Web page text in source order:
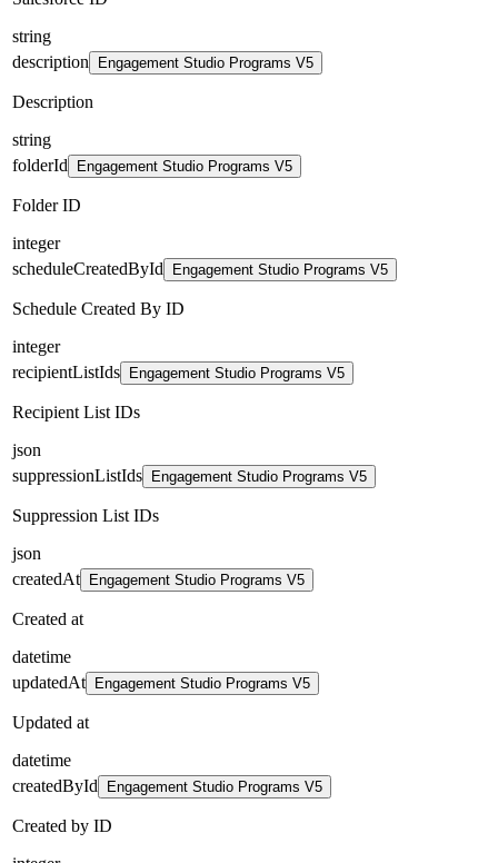
string
description
Engagement Studio Programs V5
Description
string
folderId
Engagement Studio Programs V5
Folder ID
integer
scheduleCreatedById
Engagement Studio Programs V5
Schedule Created By ID
integer
recipientListIds
Engagement Studio Programs V5
Recipient List IDs
json
suppressionListIds
Engagement Studio Programs V5
Suppression List IDs
json
createdAt
Engagement Studio Programs V5
Created at
datetime
updatedAt
Engagement Studio Programs V5
Updated at
datetime
createdById
Engagement Studio Programs V5
Created by ID